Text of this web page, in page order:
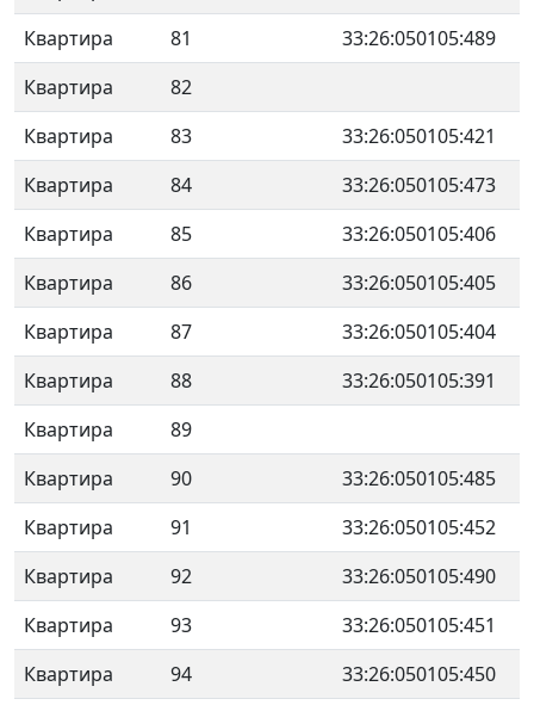
Квартира
81
33:26:050105:489
Квартира
82
Квартира
83
33:26:050105:421
Квартира
84
33:26:050105:473
Квартира
85
33:26:050105:406
Квартира
86
33:26:050105:405
Квартира
87
33:26:050105:404
Квартира
88
33:26:050105:391
Квартира
89
Квартира
90
33:26:050105:485
Квартира
91
33:26:050105:452
Квартира
92
33:26:050105:490
Квартира
93
33:26:050105:451
Квартира
94
33:26:050105:450